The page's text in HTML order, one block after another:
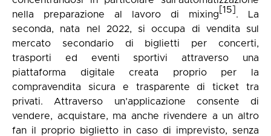
nella preparazione al lavoro di mixing[15]. La
seconda, nata nel 2022, si occupa di vendita sul
mercato secondario di biglietti per concerti,
trasporti ed eventi sportivi attraverso una
piattaforma digitale creata proprio per la
compravendita sicura e trasparente di ticket tra
privati. Attraverso un’applicazione consente di
vendere, acquistare, ma anche rivendere a un altro
fan il proprio biglietto in caso di imprevisto, senza